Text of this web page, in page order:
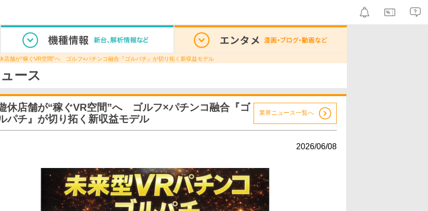
店舗が“稼ぐVR空間”へ ゴルフ×パチンコ融合『ゴルパチ』が切り拓く新収益モデル
ース
休店舗が“稼ぐVR空間”へ ゴルフ×パチンコ融合『ゴ
パチ』が切り拓く新収益モデル
業界ニュース一覧へ
2026/06/08